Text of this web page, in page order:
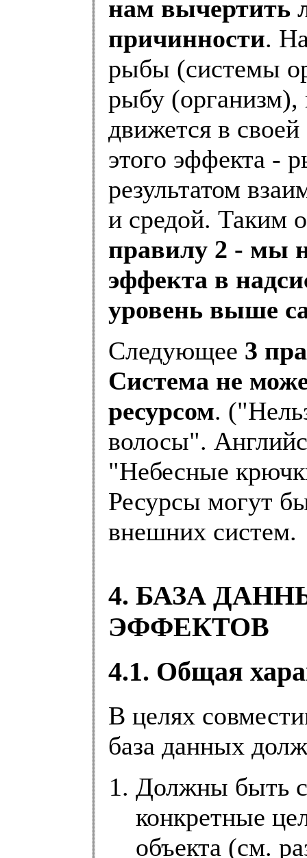
нам вычертить
причинности.
рыбы (системы
рыбу (организм),
движется в
этого эффекта -
результатом
и средой. Таким
правилу 2 - мы
эффекта в
уровень выше
Следующее 3
Система не
ресурсом.
волосы".
"Небесные
Ресурсы могут
внешних систем.
4. БАЗА
ЭФФЕКТОВ
4.1. Общая
В целях
база данных
Должны быть
конкретные
объекта (см.